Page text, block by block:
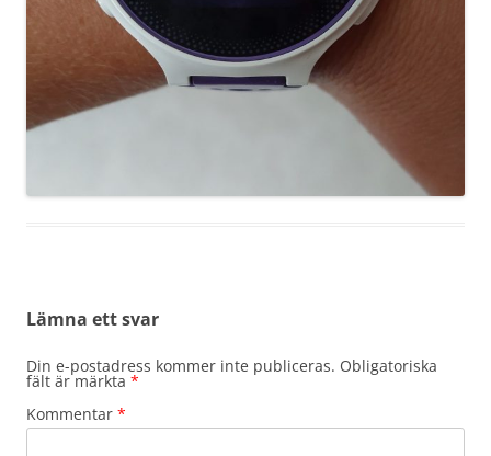
Lämna ett svar
Din e-postadress kommer inte publiceras. Obligatoriska
fält är märkta *
Kommentar *